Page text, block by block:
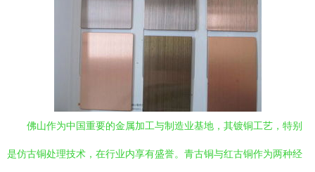
佛山作为中国重要的金属加工与制造业基地，其镀铜工艺，特别
是仿古铜处理技术，在行业内享有盛誉。青古铜与红古铜作为两种经